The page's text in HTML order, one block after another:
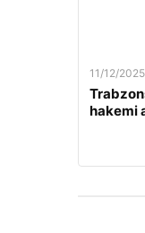
11/12/2025
hakemi